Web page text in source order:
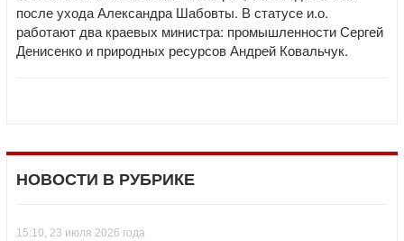
после ухода Александра Шабовты. В статусе и.о.
работают два краевых министра: промышленности Сергей
Денисенко и природных ресурсов Андрей Ковальчук.
НОВОСТИ В РУБРИКЕ
15:10, 23 июля 2026 года